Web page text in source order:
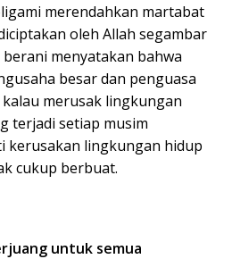
merendahkan martabat
oleh Allah segambar
menyatakan bahwa
besar dan penguasa
merusak lingkungan
terjadi setiap musim
kerusakan lingkungan hidup
cukup berbuat.
untuk semua